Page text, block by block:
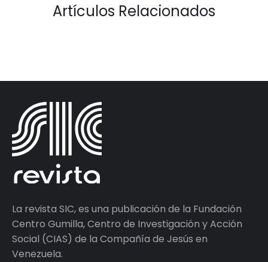
Artículos Relacionados
La revista SIC, es una publicación de la Fundación
Centro Gumilla, Centro de Investigación y Acción
Social (CIAS) de la Compañía de Jesús en
Venezuela.